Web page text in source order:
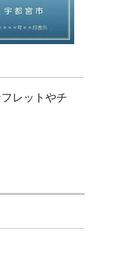
レットやチ